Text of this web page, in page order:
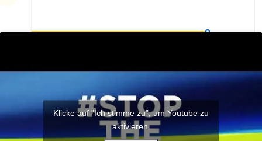
Klicke auf "Ich stimme zu", um Youtube zu
aktivieren